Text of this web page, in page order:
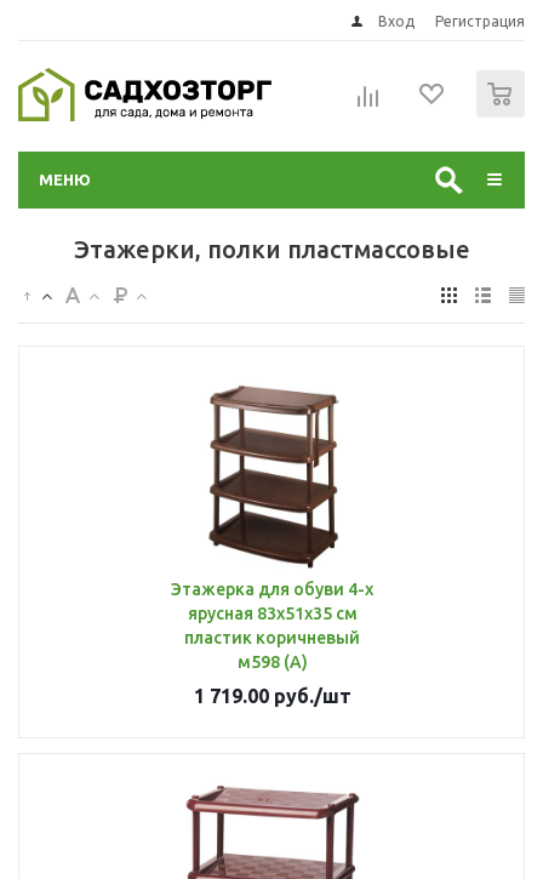
Вход Регистрация
МЕНЮ
Этажерки, полки пластмассовые
Этажерка для обуви 4-х
ярусная 83х51х35 см
пластик коричневый
м598 (А)
1 719.00руб./шт